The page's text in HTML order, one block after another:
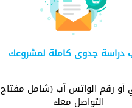
توفر
دراسة جدوى كاملة لمشروعك
أو رقم الواتس آب (شامل
التواصل معك